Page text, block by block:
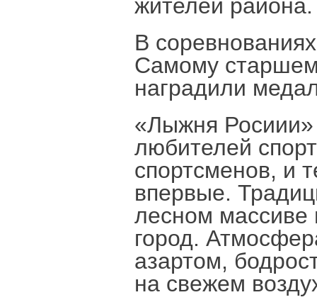
жителей района.
В
Самому
наградили
«Лыжня Росиии»
любителей
спортсменов, и
впервые.
лесном
город.
азартом,
на свежем